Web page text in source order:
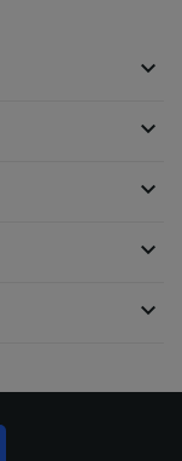
keyboard_arrow_down
keyboard_arrow_down
keyboard_arrow_down
keyboard_arrow_down
keyboard_arrow_down